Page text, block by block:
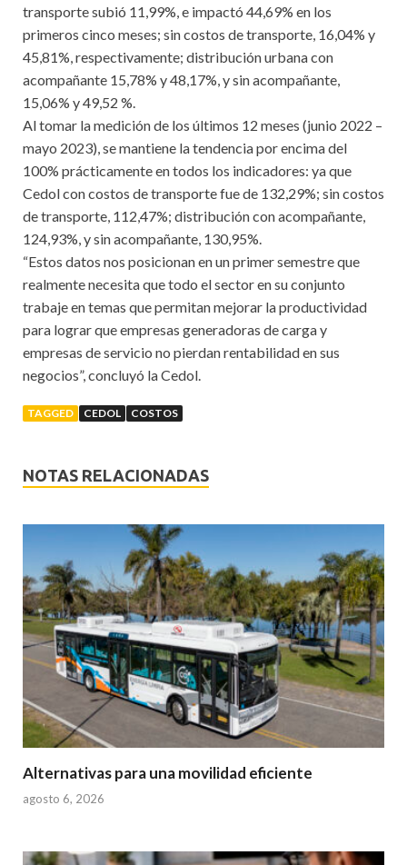
transporte subió 11,99%, e impactó 44,69% en los
primeros cinco meses; sin costos de transporte, 16,04% y
45,81%, respectivamente; distribución urbana con
acompañante 15,78% y 48,17%, y sin acompañante,
15,06% y 49,52 %.
Al tomar la medición de los últimos 12 meses (junio 2022 –
mayo 2023), se mantiene la tendencia por encima del
100% prácticamente en todos los indicadores: ya que
Cedol con costos de transporte fue de 132,29%; sin costos
de transporte, 112,47%; distribución con acompañante,
124,93%, y sin acompañante, 130,95%.
“Estos datos nos posicionan en un primer semestre que
realmente necesita que todo el sector en su conjunto
trabaje en temas que permitan mejorar la productividad
para lograr que empresas generadoras de carga y
empresas de servicio no pierdan rentabilidad en sus
negocios”, concluyó la Cedol.
TAGGED CEDOL COSTOS
NOTAS RELACIONADAS
Alternativas para una movilidad eficiente
agosto 6, 2026